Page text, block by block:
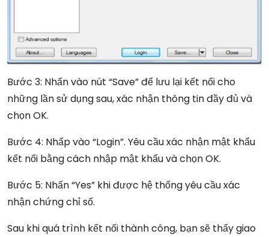
Bước 3: Nhấn vào nút “Save” để lưu lại kết nối cho
những lần sử dụng sau, xác nhận thông tin đầy đủ và
chọn OK.
Bước 4: Nhấp vào “Login”. Yêu cầu xác nhận mật khẩu
kết nối bằng cách nhập mật khẩu và chọn OK.
Bước 5: Nhấn “Yes” khi được hệ thống yêu cầu xác
nhận chứng chỉ số.
Sau khi quá trình kết nối thành công, bạn sẽ thấy giao